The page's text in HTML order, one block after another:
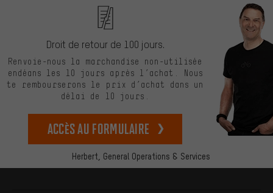
Herbert, General Operations & Services
Droit de retour de 100 jours.
Renvoie-nous la marchandise non-utilisée
endéans les 10 jours après l’achat. Nous
te rembourserons le prix d’achat dans un
délai de 10 jours.
Accès au formulaire